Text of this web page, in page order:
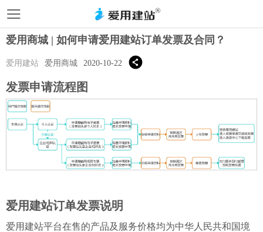
爱用商城 | 如何申请爱用建站订单发票及合同？
爱用建站 爱用商城 2020-10-22
发票申请流程图
爱用建站订单发票说明
爱用建站平台在售的产品及服务价格均为中华人民共和国境